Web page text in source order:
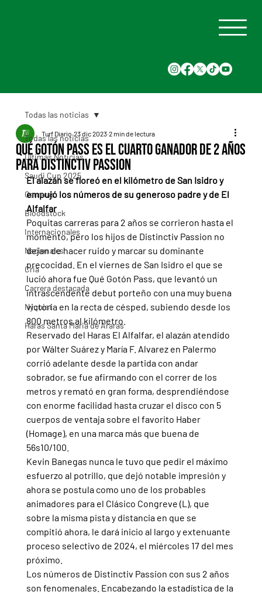
Todas las noticias
Últimas Noticias
Saudi Cup 2025
Carreras
Bloodstock
Internacionales
Nacionales
Cria
Carrera destacada
Nyquist
Haras Santa Maria de Araras
Todas las noticias
Qué Gotón Pass es el cuarto ganador de 2 años
para Distinctiv Passion
Turf Diario 23 dic 2023 2 min de lectura
El alazán se floreó en el kilómetro de San Isidro y
empujó los números de su generoso padre y de El
Alfalfar
Poquitas carreras para 2 años se corrieron hasta el
momento, pero los hijos de Distinctiv Passion no
dejan de hacer ruido y marcar su dominante
precocidad. En el viernes de San Isidro el que se
lució ahora fue Qué Gotón Pass, que levantó un
intrascendente debut porteño con una muy buena
victoria en la recta de césped, subiendo desde los
800 metros al kilómetro.
Reservado del Haras El Alfalfar, el alazán atendido
por Wálter Suárez y María F. Alvarez en Palermo
corrió adelante desde la partida con andar
sobrador, se fue afirmando con el correr de los
metros y remató en gran forma, desprendiéndose
con enorme facilidad hasta cruzar el disco con 5
cuerpos de ventaja sobre el favorito Haber
(Homage), en una marca más que buena de
56s10/100.
Kevin Banegas nunca le tuvo que pedir el máximo
esfuerzo al potrillo, que dejó notable impresión y
ahora se postula como uno de los probables
animadores para el Clásico Congreve (L), que
sobre la misma pista y distancia en que se
compitió ahora, le dará inicio al largo y extenuante
proceso selectivo de 2024, el miércoles 17 del mes
próximo.
Los números de Distinctiv Passion con sus 2 años
son fenomenales. Encabezando la estadística de la